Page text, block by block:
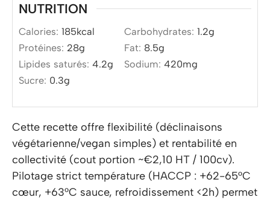
NUTRITION
Calories: 185kcal Carbohydrates: 1.2g
Protéines: 28g Fat: 8.5g
Lipides saturés: 4.2g Sodium: 420mg
Sucre: 0.3g
Cette recette offre flexibilité (déclinaisons
végétarienne/vegan simples) et rentabilité en
collectivité (cout portion ~€2,10 HT / 100cv).
Pilotage strict température (HACCP : +62-65°C
cœur, +63°C sauce, refroidissement <2h) permet